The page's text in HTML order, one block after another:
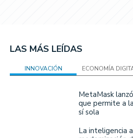
LAS MÁS LEÍDAS
INNOVACIÓN ECONOMÍA
MetaMask
que permite a
sí sola
La inteligencia